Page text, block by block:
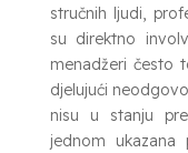
stručnih ljudi,
su direktno
menadžeri često
djelujući
nisu u stanju
jednom